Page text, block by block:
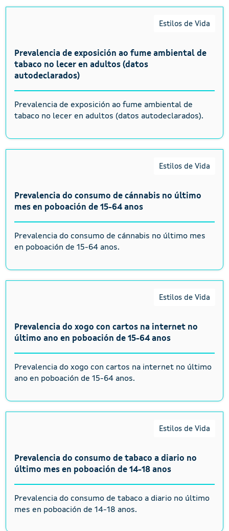
Estilos de Vida
Prevalencia de exposición ao fume ambiental de
tabaco no lecer en adultos (datos
autodeclarados)
Prevalencia de exposición ao fume ambiental de
tabaco no lecer en adultos (datos autodeclarados).
Estilos de Vida
Prevalencia do consumo de cánnabis no último
mes en poboación de 15-64 anos
Prevalencia do consumo de cánnabis no último mes
en poboación de 15-64 anos.
Estilos de Vida
Prevalencia do xogo con cartos na internet no
último ano en poboación de 15-64 anos
Prevalencia do xogo con cartos na internet no último
ano en poboación de 15-64 anos.
Estilos de Vida
Prevalencia do consumo de tabaco a diario no
último mes en poboación de 14-18 anos
Prevalencia do consumo de tabaco a diario no último
mes en poboación de 14-18 anos.